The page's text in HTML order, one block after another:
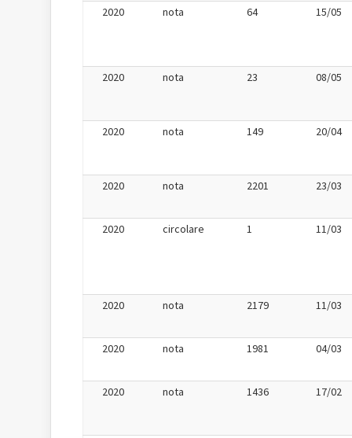
2020 nota 64 15/05
2020 nota 23 08/05
2020 nota 149 20/04
2020 nota 2201 23/03
2020 circolare 1 11/03
2020 nota 2179 11/03
2020 nota 1981 04/03
2020 nota 1436 17/02